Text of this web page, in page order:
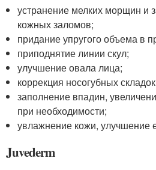
устранение мелких морщин и
кожных заломов;
придание упругого объема в
приподнятие линии скул;
улучшение овала лица;
коррекция носогубных
заполнение впадин,
при необходимости;
увлажнение кожи, улучшение
Juvederm